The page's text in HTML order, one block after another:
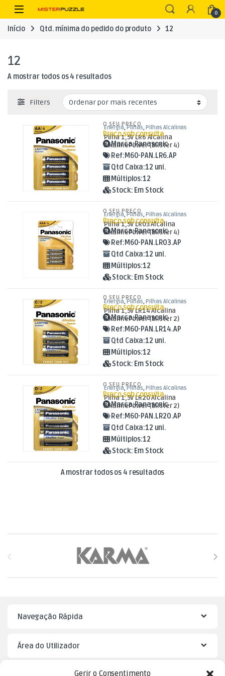
Gerir o Consentimento
Skip to navigation
Skip to content
Open 0
Início Qtd. mínima do pedido do produto 12
12
A mostrar todos os 4 resultadosOrdenado por mais recentes
Filters
Energia,Pilhas, Pilhas Alcalinas
Pilha 1,5V LR6 Alcalina
AlkalinePower (Blister 4)
O SEU PREÇO
Preço sob consulta
Marca:Panasonic
Ref:M60-PAN.LR6.AP
Qtd Caixa:12 uni.
Múltiplos:12
Stock: Em Stock
Energia,Pilhas,Pilhas Alcalinas
Pilha 1,5V LR03 Alcalina
AlkalinePower (Blister 4)
O SEU PREÇO
Preço sob consulta
Marca:Panasonic
Ref:M60-PAN.LR03.AP
Qtd Caixa:12 uni.
Múltiplos:12
Stock: Em Stock
Energia,Pilhas,Pilhas Alcalinas
Pilha 1,5V LR14 Alcalina
AlkalinePower (Blister 2)
O SEU PREÇO
Preço sob consulta
Marca:Panasonic
Ref:M60-PAN.LR14.AP
Qtd Caixa:12 uni.
Múltiplos:12
Stock: Em Stock
Energia,Pilhas, Pilhas Alcalinas
Pilha 1,5V LR20 Alcalina
AlkalinePower (Blister 2)
O SEU PREÇO
Preço sob consulta
Marca:Panasonic
Ref:M60-PAN.LR20.AP
Qtd Caixa:12 uni.
Múltiplos:12
Stock: Em Stock
A mostrar todos os 4 resultadosOrdenado por
Navegação Rápida
Área do Utilizador